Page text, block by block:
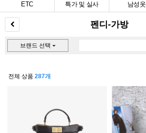
ETC 특가 및 실사 남성옷
펜디-가방
브랜드 선택
전체 상품 287개